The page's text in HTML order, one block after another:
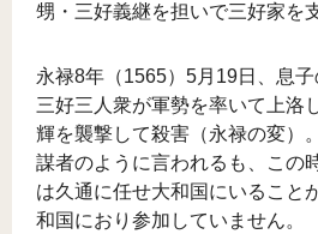
甥・三好義継を担いで三好家を
永禄8年（1565）5月19日、息子
三好三人衆が軍勢を率いて上洛
輝を襲撃して殺害（永禄の変）
謀者のように言われるも、この
は久通に任せ大和国にいること
和国におり参加していません。